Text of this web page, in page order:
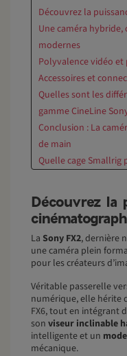
Découvrez la
Une caméra
modernes
Polyvalence vidéo
Accessoires et
Quelles sont les
gamme CineLine
Conclusion : La
de main
Quelle cage Smallrig
Découvrez la
La Sony FX2, dernière
une caméra plein
pour les créateurs
Véritable passerelle
numérique, elle hérite
FX6, tout en intégrant
son viseur inclinable
intelligente et un
mécanique.